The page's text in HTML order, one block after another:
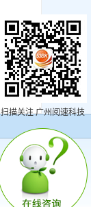
扫描关注 广州阅速科技